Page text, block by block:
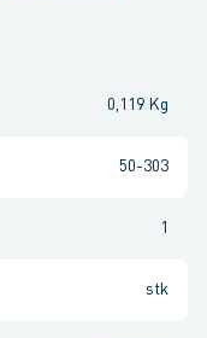
0,119 Kg
50-303
1
stk